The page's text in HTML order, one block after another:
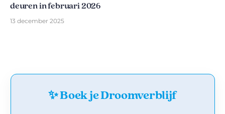
deuren in februari 2026
13 december 2025
✨ Boek je Droomverblijf